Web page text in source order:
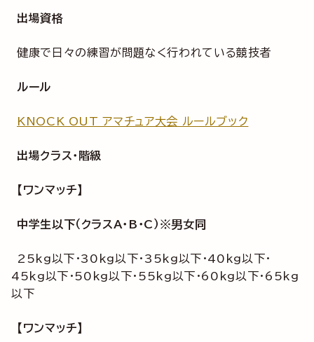
出場資格
健康で日々の練習が問題なく行われている競技者
ルール
KNOCK OUT アマチュア大会 ルールブック
出場クラス・階級
【ワンマッチ】
中学生以下（クラスA・B・C）※男女同
25kg以下・30kg以下・35kg以下・40kg以下・
45kg以下・50kg以下・55kg以下・60kg以下・65kg
以下
【ワンマッチ】